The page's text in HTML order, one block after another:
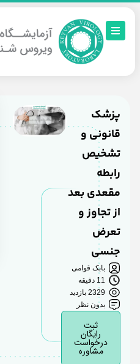
پزشک
قانونی و
تشخیص
رابطه
مقعدی بعد
از تجاوز و
تعرض
جنسی
بابک قوامی
11 دقیقه
2329 بازدید
بدون نظر
رایگان
درخواست
مشاوره